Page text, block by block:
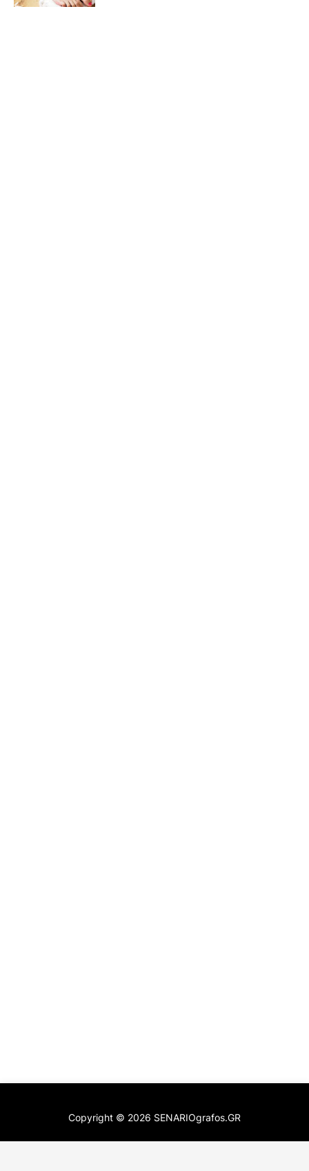
Copyright © 2026 SENARIOgrafos.GR